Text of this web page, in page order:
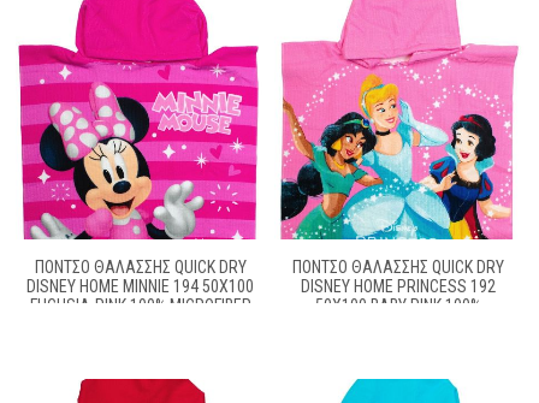
ΠΌΝΤΣΟ ΘΑΛΆΣΣΗΣ QUICK DRY
DISNEY HOME MINNIE 194 50X100
FUCHSIA-PINK 100% MICROFIBER
ΠΌΝΤΣΟ ΘΑΛΆΣΣΗΣ QUICK DRY
DISNEY HOME PRINCESS 192
50X100 BABY PINK 100%